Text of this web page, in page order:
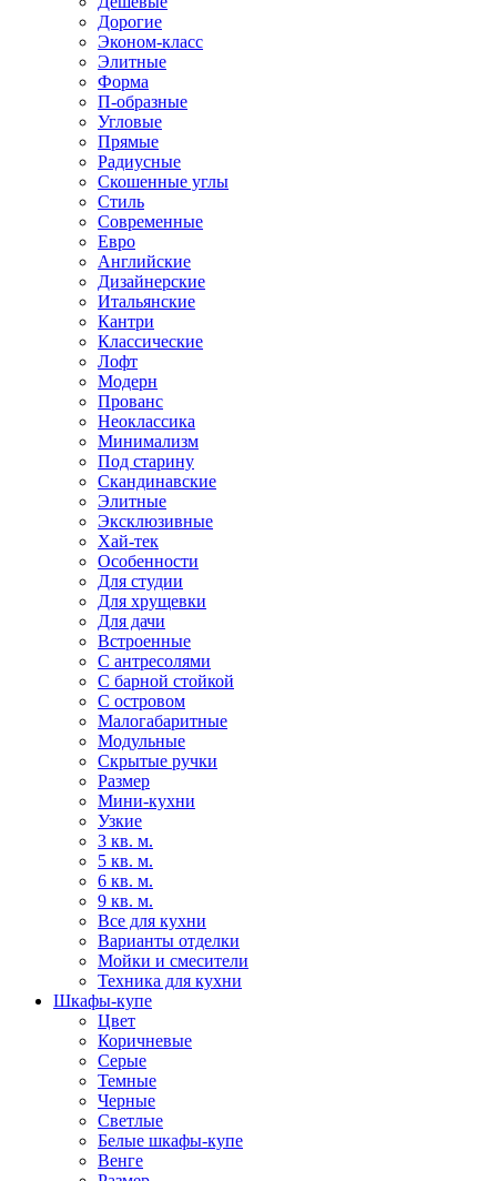
Дорогие
Эконом-класс
Элитные
Форма
П-образные
Угловые
Прямые
Радиусные
Скошенные углы
Стиль
Современные
Евро
Английские
Дизайнерские
Итальянские
Кантри
Классические
Лофт
Модерн
Прованс
Неоклассика
Минимализм
Под старину
Скандинавские
Элитные
Эксклюзивные
Хай-тек
Особенности
Для студии
Для хрущевки
Для дачи
Встроенные
С антресолями
С барной стойкой
С островом
Малогабаритные
Модульные
Скрытые ручки
Размер
Мини-кухни
Узкие
3 кв. м.
5 кв. м.
6 кв. м.
9 кв. м.
Все для кухни
Варианты отделки
Мойки и смесители
Техника для кухни
Шкафы-купе
Цвет
Коричневые
Серые
Темные
Черные
Светлые
Белые шкафы-купе
Венге